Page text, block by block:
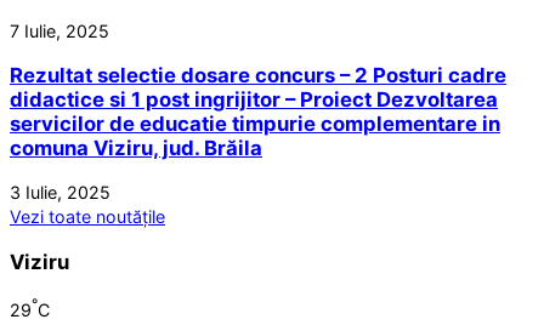
7 Iulie, 2025
Rezultat selectie dosare concurs – 2 Posturi cadre
didactice si 1 post ingrijitor – Proiect Dezvoltarea
servicilor de educatie timpurie complementare in
comuna Viziru, jud. Brăila
3 Iulie, 2025
Vezi toate noutățile
Viziru
29°C